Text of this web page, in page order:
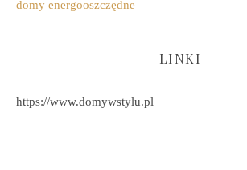
domy energooszczędne
LINKI
https://www.domywstylu.pl